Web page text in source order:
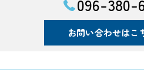
096-380-
お問い合わせはこ